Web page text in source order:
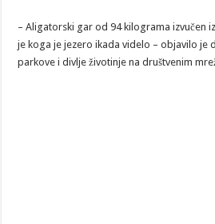
– Aligatorski gar od 94 kilograma izvučen
je koga je jezero ikada videlo – objavilo je
parkove i divlje životinje na društvenim